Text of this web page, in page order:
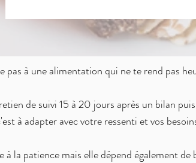
pas à une alimentation qui ne te rend pas
de suivi 15 à 20 jours après un bilan
à adapter avec votre ressenti et vos
à la patience mais elle dépend également de